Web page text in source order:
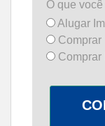
O que
Alugar
Comprar
Comprar